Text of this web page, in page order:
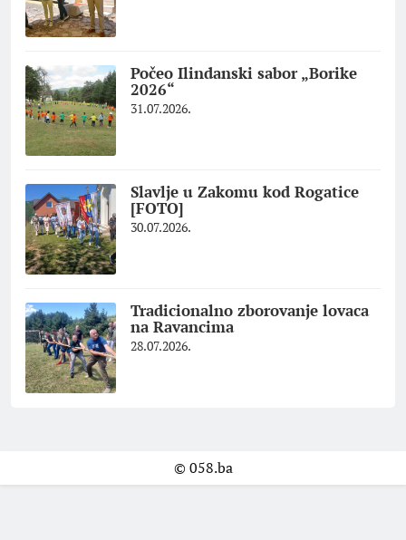
Počeo Ilindanski sabor „Borike
2026“
31.07.2026.
Slavlje u Zakomu kod Rogatice
[FOTO]
30.07.2026.
Tradicionalno zborovanje lovaca
na Ravancima
28.07.2026.
© 058.ba